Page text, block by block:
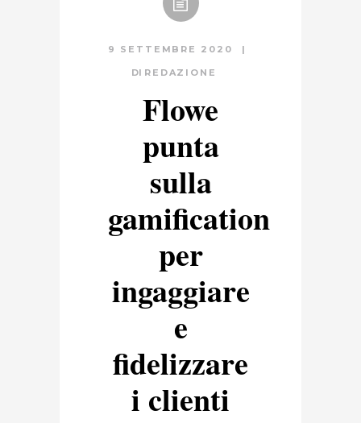
9 SETTEMBRE 2020
DI REDAZIONE
Flowe
punta
sulla
gamification
per
ingaggiare
e
fidelizzare
i clienti